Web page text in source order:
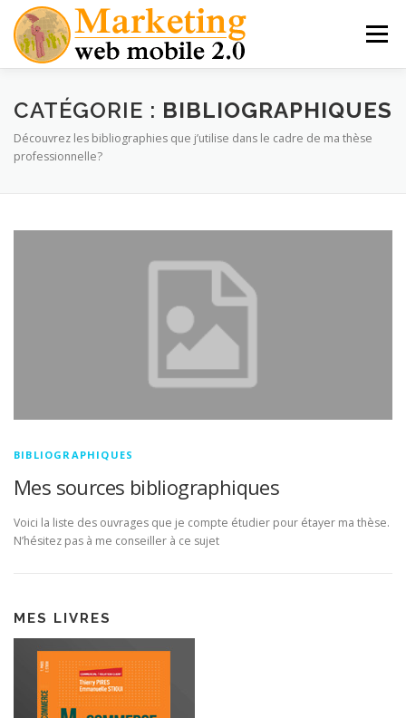
contenu
Menu
MES LIVRES THÈSE PRO MARKETING MOBILE
CATÉGORIE : BIBLIOGRAPHIQUES
Découvrez les bibliographies que j’utilise dans le cadre de ma thèse
professionnelle?
BIBLIOGRAPHIQUES
Mes sources bibliographiques
Voici la liste des ouvrages que je compte étudier pour étayer ma thèse.
N’hésitez pas à me conseiller à ce sujet
MES LIVRES